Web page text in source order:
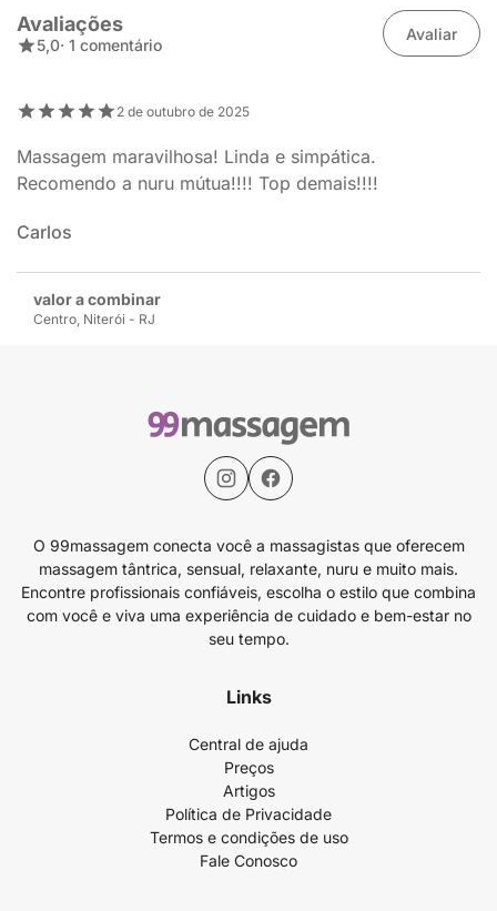
valor a combinar
Centro, Niterói - RJ
Avaliações
5,0· 1 comentário
Avaliar
2 de outubro de 2025
Massagem maravilhosa! Linda e simpática.
Recomendo a nuru mútua!!!! Top demais!!!!
Carlos
O 99massagem conecta você a massagistas que oferecem
massagem tântrica, sensual, relaxante, nuru e muito mais.
Encontre profissionais confiáveis, escolha o estilo que combina
com você e viva uma experiência de cuidado e bem-estar no
seu tempo.
Links
Central de ajuda
Preços
Artigos
Política de Privacidade
Termos e condições de uso
Fale Conosco